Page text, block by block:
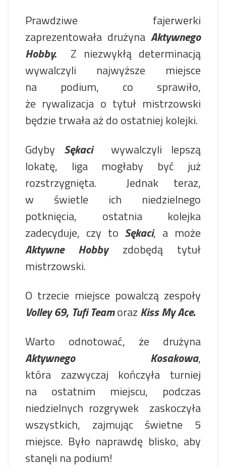
Prawdziwe fajerwerki
zaprezentowała drużyna Aktywnego
Hobby.
Z niezwykłą determinacją
wywalczyli najwyższe miejsce
na podium, co sprawiło,
że rywalizacja o tytuł mistrzowski
będzie trwała aż do ostatniej kolejki.
Gdyby Sękaci
wywalczyli lepszą
lokatę, liga mogłaby być już
rozstrzygnięta. Jednak teraz,
w świetle ich niedzielnego
potknięcia, ostatnia kolejka
zadecyduje, czy to Sękaci, a może
Aktywne Hobbyzdobędą tytuł
mistrzowski.
O trzecie miejsce powalczą zespoły
Volley 69, Tufi Teamoraz Kiss My Ace.
Warto odnotować, że drużyna
Aktywnego Kosakowa,
która zazwyczaj kończyła turniej
na ostatnim miejscu, podczas
niedzielnych rozgrywek zaskoczyła
wszystkich, zajmując świetne 5
miejsce. Było naprawdę blisko, aby
stanęli na podium!